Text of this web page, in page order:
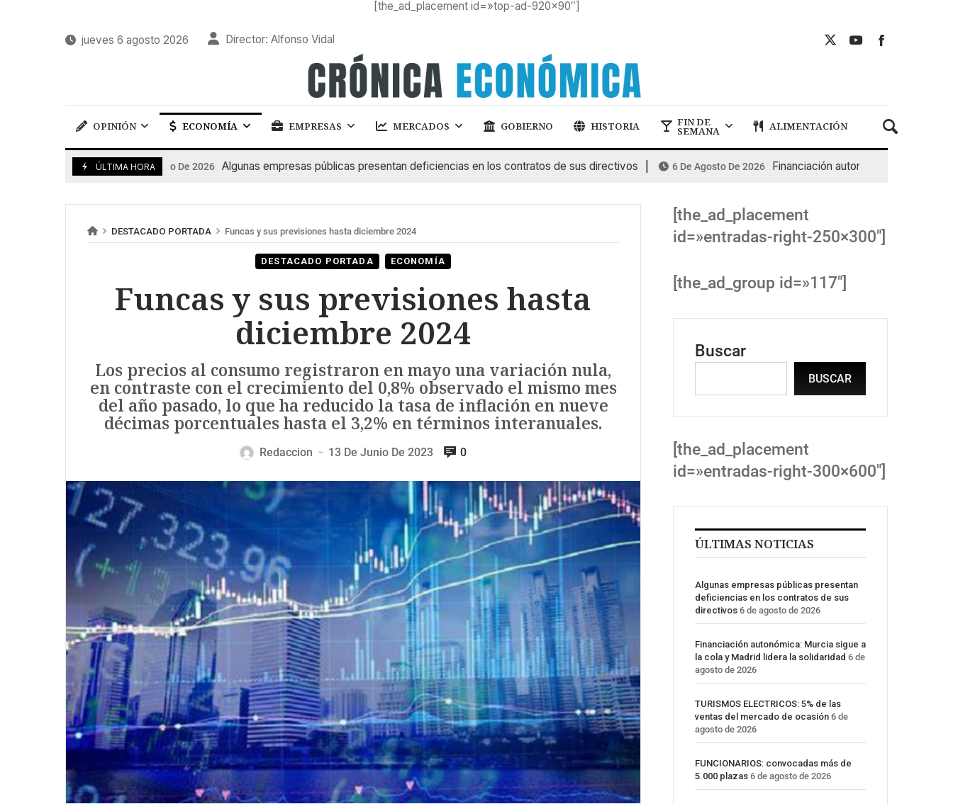
[the_ad_placement id=»top-ad-920×90″]
jueves 6 agosto 2026 Director: Alfonso Vidal
OPINIÓN ECONOMÍA EMPRESAS MERCADOS GOBIERNO HISTORIA FIN DE
SEMANA ALIMENTACIÓN
ÚLTIMA HORA
6 De Agosto De 2026 Algunas empresas públicas presentan deficiencias en los contratos de sus directivos 6 De Agosto De 2026 Financiación autonómica: Murcia sigue a
DESTACADO PORTADA Funcas y sus previsiones hasta diciembre 2024
DESTACADO PORTADA ECONOMÍA
Funcas y sus previsiones hasta
diciembre 2024
Los precios al consumo registraron en mayo una variación nula,
en contraste con el crecimiento del 0,8% observado el mismo mes
del año pasado, lo que ha reducido la tasa de inflación en nueve
décimas porcentuales hasta el 3,2% en términos interanuales.
Redaccion — 13 De Junio De 2023 0
[the_ad_placement
id=»entradas-right-250×300″]
[the_ad_group id=»117″]
Buscar
BUSCAR
[the_ad_placement
id=»entradas-right-300×600″]
ÚLTIMAS NOTICIAS
Algunas empresas públicas presentan
deficiencias en los contratos de sus
directivos 6 de agosto de 2026
Financiación autonómica: Murcia sigue a
la cola y Madrid lidera la solidaridad 6 de
agosto de 2026
TURISMOS ELECTRICOS: 5% de las
ventas del mercado de ocasión 6 de
agosto de 2026
FUNCIONARIOS: convocadas más de
5.000 plazas 6 de agosto de 2026